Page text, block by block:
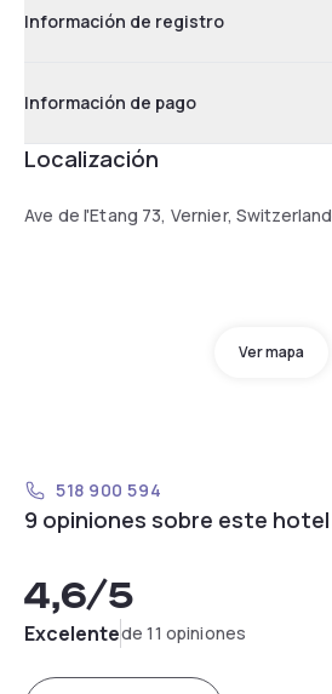
Información de registro
Información de pago
Localización
Ave de l'Etang 73, Vernier, Switzerland
Ver mapa
518 900 594
9 opiniones sobre este hotel
4,6/5
Excelentede 11 opiniones